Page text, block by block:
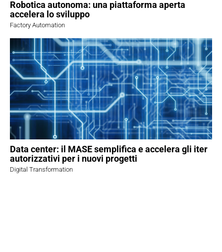
Robotica autonoma: una piattaforma aperta
accelera lo sviluppo
Factory Automation
Data center: il MASE semplifica e accelera gli iter
autorizzativi per i nuovi progetti
Digital Transformation